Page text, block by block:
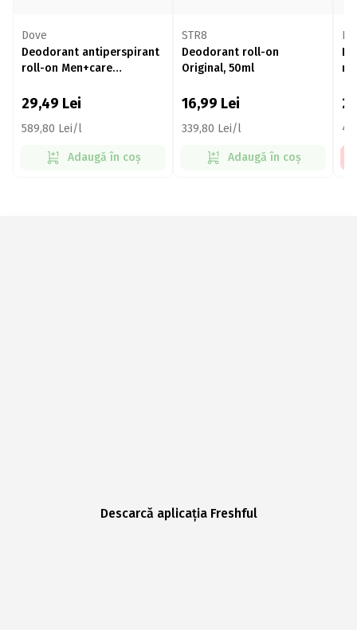
Dove
Deodorant antiperspirant
roll-on Men+care
50ml
29,49 Lei
589,80 Lei/l
Adaugă în coș
STR8
Deodorant roll-on
Original, 50ml
16,99 Lei
339,80 Lei/l
Adaugă în coș
Descarcă aplicația Freshful